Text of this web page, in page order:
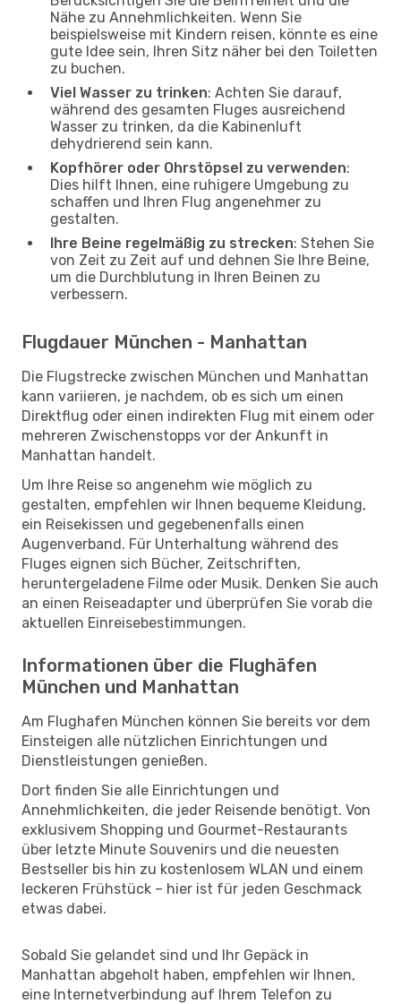
Nähe zu Annehmlichkeiten. Wenn Sie
beispielsweise mit Kindern reisen, könnte es eine
gute Idee sein, Ihren Sitz näher bei den Toiletten
zu buchen.
Viel Wasser zu trinken: Achten Sie darauf,
während des gesamten Fluges ausreichend
Wasser zu trinken, da die Kabinenluft
dehydrierend sein kann.
Kopfhörer oder Ohrstöpsel zu verwenden:
Dies hilft Ihnen, eine ruhigere Umgebung zu
schaffen und Ihren Flug angenehmer zu
gestalten.
Ihre Beine regelmäßig zu strecken: Stehen Sie
von Zeit zu Zeit auf und dehnen Sie Ihre Beine,
um die Durchblutung in Ihren Beinen zu
verbessern.
Flugdauer München - Manhattan
Die Flugstrecke zwischen München und Manhattan
kann variieren, je nachdem, ob es sich um einen
Direktflug oder einen indirekten Flug mit einem oder
mehreren Zwischenstopps vor der Ankunft in
Manhattan handelt.
Um Ihre Reise so angenehm wie möglich zu
gestalten, empfehlen wir Ihnen bequeme Kleidung,
ein Reisekissen und gegebenenfalls einen
Augenverband. Für Unterhaltung während des
Fluges eignen sich Bücher, Zeitschriften,
heruntergeladene Filme oder Musik. Denken Sie auch
an einen Reiseadapter und überprüfen Sie vorab die
aktuellen Einreisebestimmungen.
Informationen über die Flughäfen
München und Manhattan
Am Flughafen München können Sie bereits vor dem
Einsteigen alle nützlichen Einrichtungen und
Dienstleistungen genießen.
Dort finden Sie alle Einrichtungen und
Annehmlichkeiten, die jeder Reisende benötigt. Von
exklusivem Shopping und Gourmet-Restaurants
über letzte Minute Souvenirs und die neuesten
Bestseller bis hin zu kostenlosem WLAN und einem
leckeren Frühstück – hier ist für jeden Geschmack
etwas dabei.
Sobald Sie gelandet sind und Ihr Gepäck in
Manhattan abgeholt haben, empfehlen wir Ihnen,
eine Internetverbindung auf Ihrem Telefon zu